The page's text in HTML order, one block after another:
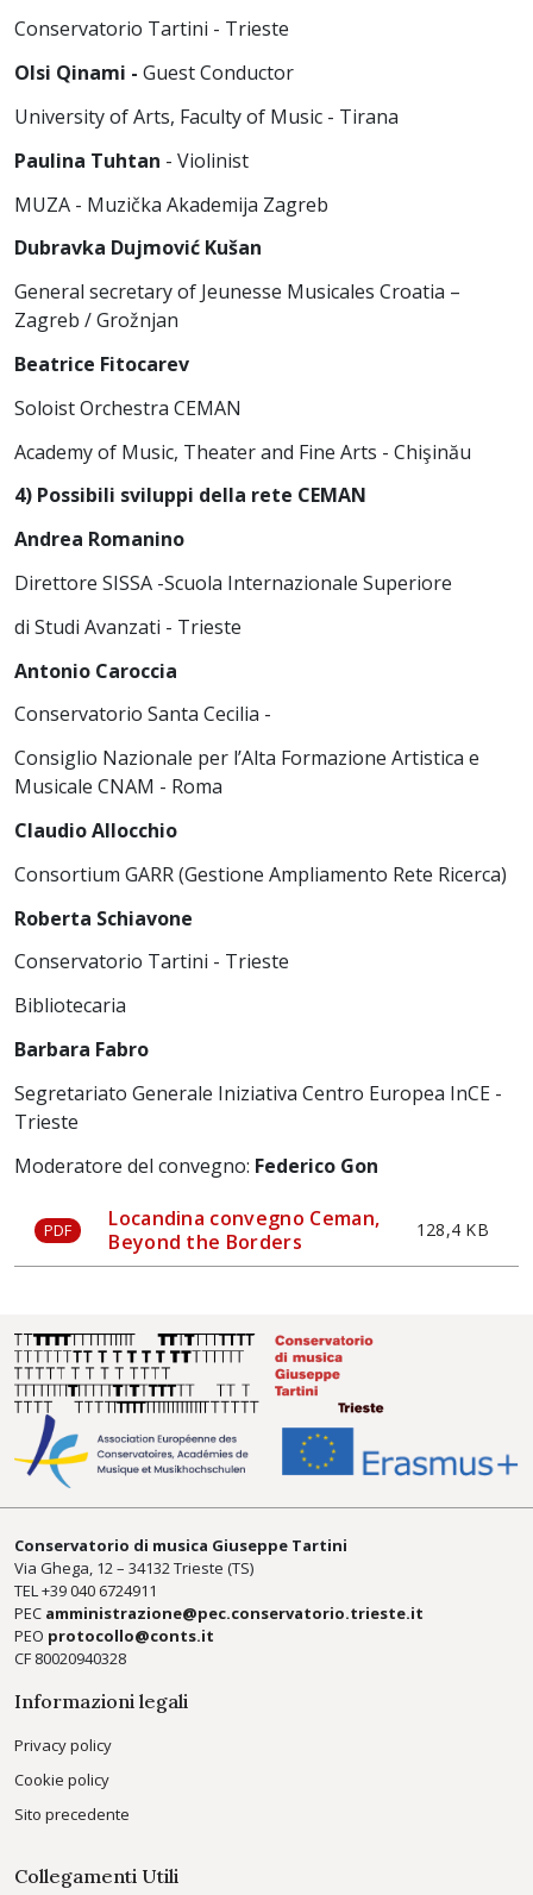
Conservatorio Tartini - Trieste
Olsi Qinami - Guest Conductor
University of Arts, Faculty of Music - Tirana
Paulina Tuhtan - Violinist
MUZA - Muzička Akademija Zagreb
Dubravka Dujmović Kušan
General secretary of Jeunesse Musicales Croatia –
Zagreb / Grožnjan
Beatrice Fitocarev
Soloist Orchestra CEMAN
Academy of Music, Theater and Fine Arts - Chişinău
4) Possibili sviluppi della rete CEMAN
Andrea Romanino
Direttore SISSA -Scuola Internazionale Superiore
di Studi Avanzati - Trieste
Antonio Caroccia
Conservatorio Santa Cecilia -
Consiglio Nazionale per l’Alta Formazione Artistica e
Musicale CNAM - Roma
Claudio Allocchio
Consortium GARR (Gestione Ampliamento Rete Ricerca)
Roberta Schiavone
Conservatorio Tartini - Trieste
Bibliotecaria
Barbara Fabro
Segretariato Generale Iniziativa Centro Europea InCE -
Trieste
Moderatore del convegno: Federico Gon
PDF
Locandina convegno Ceman,
Beyond the Borders
128,4 KB
Conservatorio di musica Giuseppe Tartini
Via Ghega, 12 – 34132 Trieste (TS)
TEL +39040 6724911
PEC amministrazione@pec.conservatorio.trieste.it
PEO protocollo@conts.it
CF 80020940328
Informazioni legali
Privacy policy
Cookie policy
Sito precedente
Collegamenti Utili